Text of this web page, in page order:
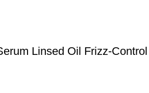
Linsed Oil Frizz-Control